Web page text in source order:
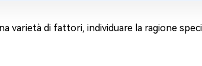
varietà di fattori, individuare la ragione